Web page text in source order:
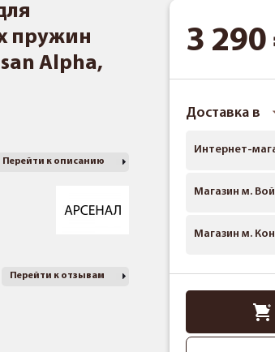
пружин
Alpha,
Перейти к описанию
Перейти к отзывам
3 290
Доставка в
Интернет-
Магазин м.
Магазин м.